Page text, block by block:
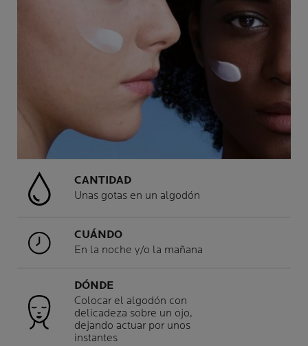
CANTIDAD
Unas gotas en un algodón
CUÁNDO
En la noche y/o la mañana
DÓNDE
Colocar el algodón con
delicadeza sobre un ojo,
dejando actuar por unos
instantes